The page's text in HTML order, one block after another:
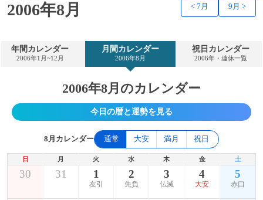
2006年8月 < 7月 9月 >
年間カレンダー
2006年1月~12月
月間カレンダー
2006年8月
祝日カレンダー
2006年・連休一覧
2006年8月のカレンダー
今日の暦と運勢を見る
8月カレンダー 通常 大安 満月 祝日
日 月 火 水 木 金 土
30 31 1
友引
2
先負
3
仏滅
4
大安
5
赤口